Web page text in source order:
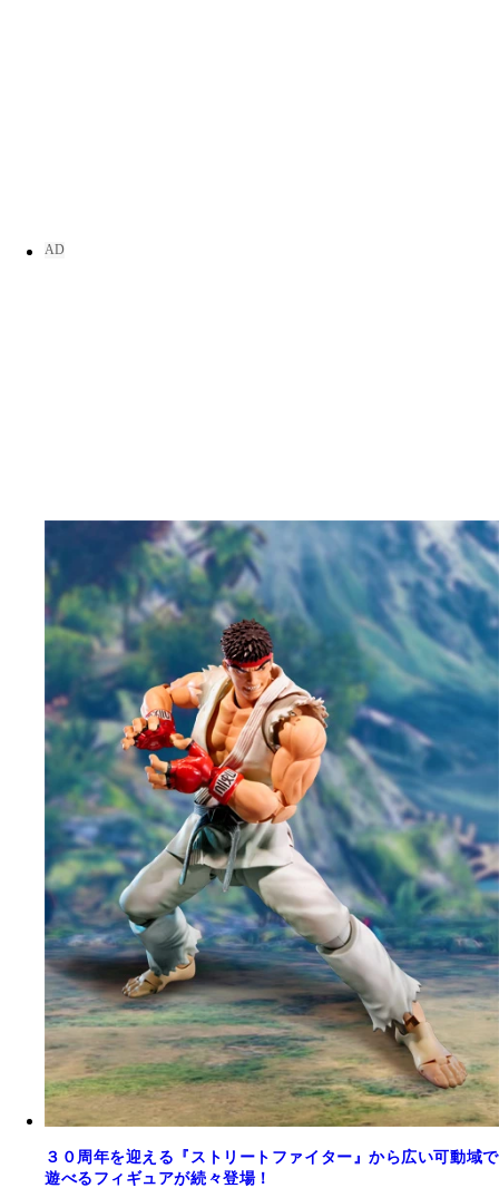
３０周年を迎える『ストリートファイター』から広い可動域で
遊べるフィギュアが続々登場！